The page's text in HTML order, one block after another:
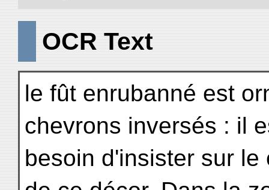
OCR Text
le fût enrubanné est
chevrons inversés : il
besoin d'insister sur